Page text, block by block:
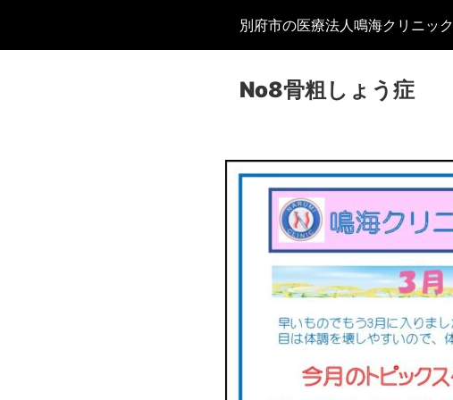
別府市の医療法人鳴海クリニック
No8骨粗しょう症